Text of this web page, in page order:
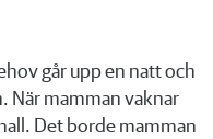
går upp en natt och
När mamman vaknar
Det borde mamman